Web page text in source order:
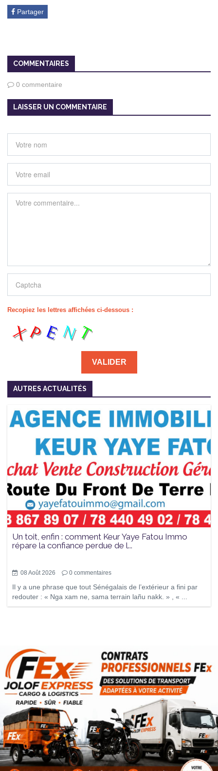
Partager
COMMENTAIRES
0 commentaire
LAISSER UN COMMENTAIRE
Recopiez les lettres affichées ci-dessous :
AUTRES ACTUALITÉS
Un toit, enfin : comment Keur Yaye Fatou Immo
répare la confiance perdue de l...
08 Août 2026 0 commentaires
Il y a une phrase que tout Sénégalais de l’extérieur a fini par
redouter : « Nga xam ne, sama terrain lañu nakk. » , « ...